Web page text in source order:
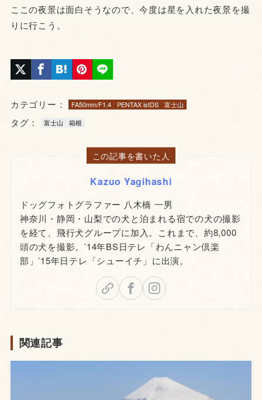
ここの夜景は面白そうなので、今度は星を入れた夜景を撮
りに行こう。
カテゴリー： FA50mm/F1.4 PENTAX istDS 富士山
タグ： 富士山 箱根
この記事を書いた人
Kazuo Yagihashi
ドッグフォトグラファー 八木橋 一男
神奈川・静岡・山梨での犬と泊まれる宿での犬の撮影
を経て、飛行犬グループに加入。これまで、約8,000
頭の犬を撮影。’14年BS日テレ「わんニャン倶楽
部」’15年日テレ「シューイチ」に出演。
関連記事